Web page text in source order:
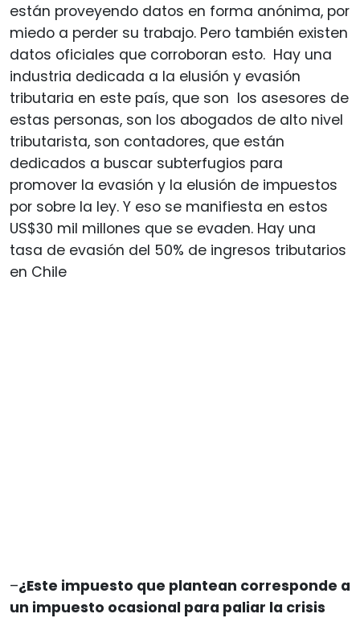
están proveyendo datos en forma anónima, por
miedo a perder su trabajo. Pero también existen
datos oficiales que corroboran esto. Hay una
industria dedicada a la elusión y evasión
tributaria en este país, que son los asesores de
estas personas, son los abogados de alto nivel
tributarista, son contadores, que están
dedicados a buscar subterfugios para
promover la evasión y la elusión de impuestos
por sobre la ley. Y eso se manifiesta en estos
US$30 mil millones que se evaden. Hay una
tasa de evasión del 50% de ingresos tributarios
en Chile
–¿Este impuesto que plantean corresponde a
un impuesto ocasional para paliar la crisis